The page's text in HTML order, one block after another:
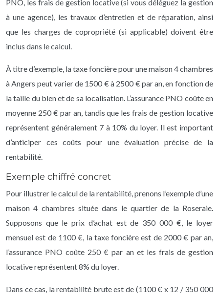
PNO, les frais de gestion locative (si vous déléguez la gestion
à une agence), les travaux d’entretien et de réparation, ainsi
que les charges de copropriété (si applicable) doivent être
inclus dans le calcul.
À titre d’exemple, la taxe foncière pour une maison 4 chambres
à Angers peut varier de 1500 € à 2500 € par an, en fonction de
la taille du bien et de sa localisation. L’assurance PNO coûte en
moyenne 250 € par an, tandis que les frais de gestion locative
représentent généralement 7 à 10% du loyer. Il est important
d’anticiper ces coûts pour une évaluation précise de la
rentabilité.
Exemple chiffré concret
Pour illustrer le calcul de la rentabilité, prenons l’exemple d’une
maison 4 chambres située dans le quartier de la Roseraie.
Supposons que le prix d’achat est de 350 000 €, le loyer
mensuel est de 1100 €, la taxe foncière est de 2000 € par an,
l’assurance PNO coûte 250 € par an et les frais de gestion
locative représentent 8% du loyer.
Dans ce cas, la rentabilité brute est de (1100 € x 12 / 350 000